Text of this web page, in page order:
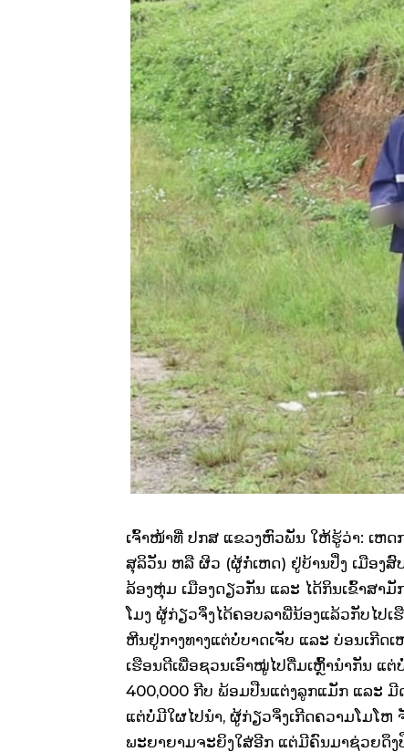
ເຈົ້າໜ້າທີ່ ປກສ ແຂວງຫົວພັນ ໃຫ້ຮູ້ວ່າ: ເຫດ
ສຸລິວັນ ຫລື ຜິວ (ຜູ້ກໍ່ເຫດ) ຢູ່ບ້ານປຶ່ງ ເມືອງສົ
ລ້ອງຫຸ່ມ ເມືອງດຽວກັນ ແລະ ໄດ້ກິນເຂົ້າສາ
ໂມງ ຜູ້ກ່ຽວຈຶ່ງໄດ້ຄອບລາພີ່ນ້ອງແລ້ວກັບໄປ
ຫີນຢູ່ກາງທາງແຕ່ບໍ່ບາດເຈັບ ແລະ ບ່ອນເກີ
ເຮືອນດີເພື່ອຊວນເອົາໝູ່ໄປດື່ມເຫຼົ້ານຳກັນ ແຕ່
400,000 ກີບ ພ້ອມປືນແຕ່ງລູກແມັກ ແລະ
ແຕ່ບໍ່ມີໃຜໄປນຳ, ຜູ້ກ່ຽວຈຶ່ງເກີດຄວາມໂມໂ
ພະຍາຍາມຈະຍິງໃສ່ອີກ ແຕ່ມີຄົນມາຊ່ວຍດຶ